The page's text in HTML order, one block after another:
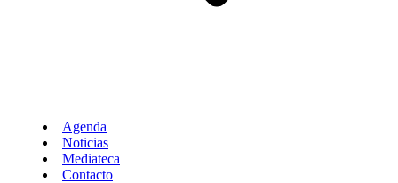
Agenda
Noticias
Mediateca
Contacto